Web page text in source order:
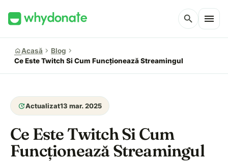
search menu
homeAcasă chevron_right Blog chevron_right
Ce Este Twitch Si Cum Funcționează Streamingul
updateActualizat13 mar. 2025
Ce Este Twitch Si Cum
Funcționează Streamingul